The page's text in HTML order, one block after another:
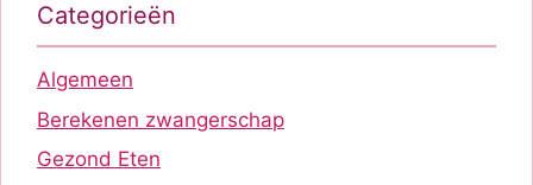
Categorieën
Algemeen
Berekenen zwangerschap
Gezond Eten